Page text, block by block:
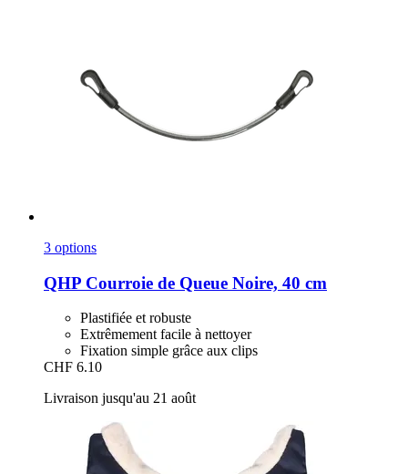
3 options
QHP Courroie de Queue Noire, 40 cm
Plastifiée et robuste
Extrêmement facile à nettoyer
Fixation simple grâce aux clips
CHF 6.10
Livraison jusqu'au 21 août